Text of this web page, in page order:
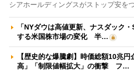
シアホールディングスがストップ安を
「NYダウは高値更新、ナスダック
する米国株市場の変化 半…
【歴史的な爆騰劇】時価総額10兆
高」「制限値幅拡大」の衝撃 フ…